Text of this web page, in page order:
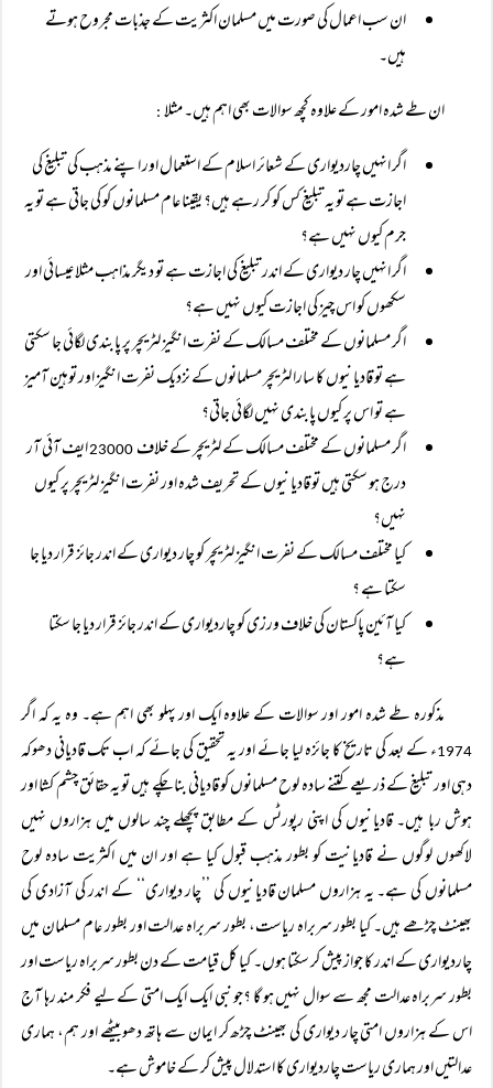
ان سب اعمال کی صورت میں مسلمان اکثریت کے جذبات مجروح ہوتے
ہیں۔
ان طے شدہ امور کے علاوہ کچھ سوالات بھی اہم ہیں۔ مثلا :
اگر انہیں چاردیواری کے شعائر اسلام کے استعمال اور اپنے مذہب کی تبلیغ کی
اجازت ہے تو یہ تبلیغ کس کو کر رہے ہیں؟ یقینا عام مسلمانوں کو کی جاتی ہے تو یہ
جرم کیوں نہیں ہے؟
اگر انہیں چار دیواری کے اندر تبلیغ کی اجازت ہے تو دیگر مذاہب مثلا عیسائی اور
سکھوں کو اس چیز کی اجازت کیوں نہیں ہے؟
اگر مسلمانوں کے مختلف مسالک کے نفرت انگیز لٹریچر پر پابندی لگائی جا سکتی
ہے تو قادیانیوں کا سارا لٹریچر مسلمانوں کے نزدیک نفرت انگیز اور توہین آمیز
ہے تو اس پر کیوں پابندی نہیں لگائی جاتی؟
اگر مسلمانوں کے مختلف مسالک کے لٹریچر کے خلاف 23000
ایف آئی آر
درج ہو سکتی ہیں تو قادیانیوں کے تحریف شدہ اور نفرت انگیز لٹریچر پر کیوں
نہیں؟
کیا مختلف مسالک کے نفرت انگیز لٹریچر کو چار دیواری کے اندر جائز قرار دیا جا
سکتا ہے ؟
کیا آئین پاکستان کی خلاف ورزی کو چاردیواری کے اندر جائز قرار دیا جا سکتا
ہے؟
مذکورہ طے شدہ امور اور سوالات کے علاوہ ایک اور پہلو بھی اہم ہے۔ وہ یہ کہ اگر
1974ء کے بعد کی تاریخ کا جائزہ لیا جائے اور یہ تحقیق کی جائے کہ اب تک قادیانی دھوکہ
دہی اور تبلیغ کے ذریعے کتنے سادہ لوح مسلمانوں کو قادیانی بنا چکے ہیں تو یہ حقائق چشم کشا اور
ہوش ربا ہیں۔ قادیانیوں کی اپنی رپورٹس کے مطابق پچھلے چند سالوں میں ہزاروں نہیں
لاکھوں لوگوں نے قادیانیت کو بطور مذہب قبول کیا ہے اور ان میں اکثریت سادہ لوح
مسلمانوں کی ہے۔ یہ ہزاروں مسلمان قادیانیوں کی ’’چار دیواری‘‘ کے اندر کی آزادی کی
بھینٹ چڑھے ہیں۔ کیا بطور سربراہ ریاست، بطور سربراہ عدالت اور بطور عام مسلمان میں
چاردیواری کے اندر کا جواز پیش کر سکتا ہوں۔ کیا کل قیامت کے دن بطور سربراہ ریاست اور
بطور سربراہ عدالت مجھ سے سوال نہیں ہو گا ؟جو نبی ایک ایک امتی کے لیے فکر مند رہا آج
اس کے ہزاروں امتی چار دیواری کی بھینٹ چڑھ کر ایمان سے ہاتھ دھو بیٹھے اور ہم، ہماری
عدالتیں اور ہماری ریاست چاردیواری کا استدلال پیش کر کے خاموش ہے۔